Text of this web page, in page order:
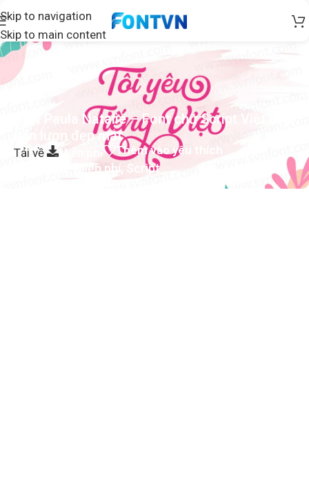
Skip to navigation
Skip to main content
SVN Paula Natalie – Font chữ Script Việt hóa
uốn lượn đẹp mắt
Tải về Miễn phí Thêm vào yêu thích
Miễn phí, Script